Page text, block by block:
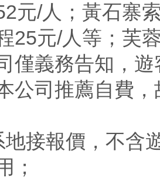
元/人；黃石寨
25元/人等；芙
僅義務告知，
公司推薦自費
地接報價，不含
；